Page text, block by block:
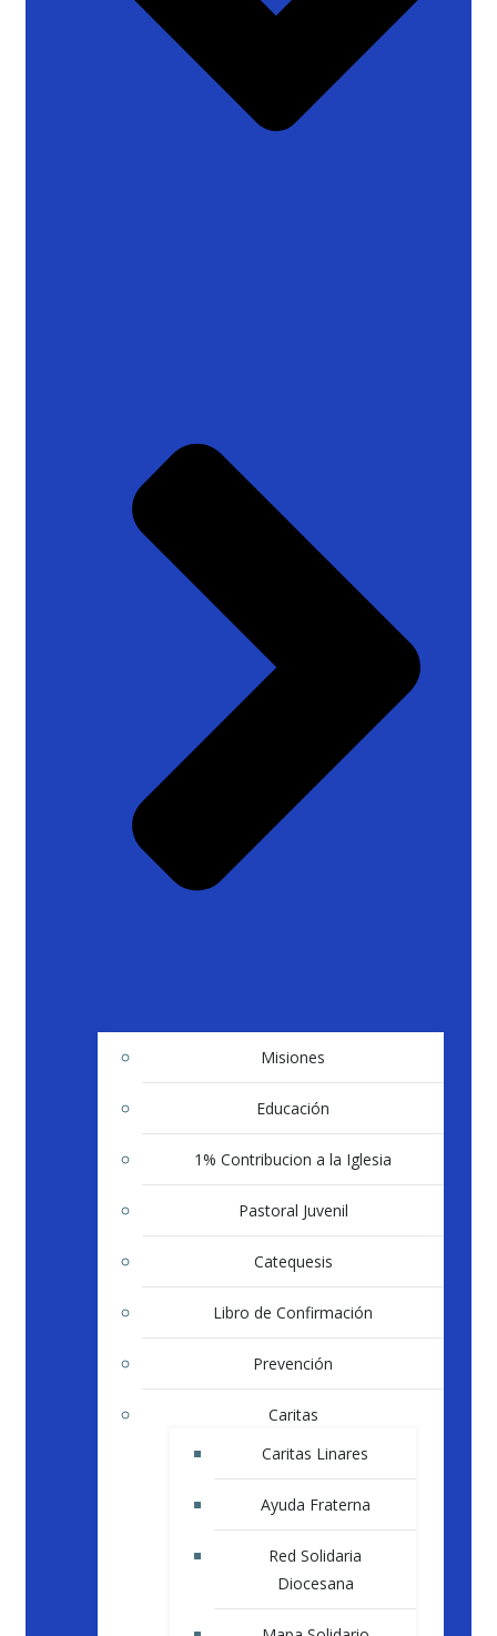
Misiones
Educación
1% Contribucion a la Iglesia
Pastoral Juvenil
Catequesis
Libro de Confirmación
Prevención
Caritas
Caritas Linares
Ayuda Fraterna
Red Solidaria
Diocesana